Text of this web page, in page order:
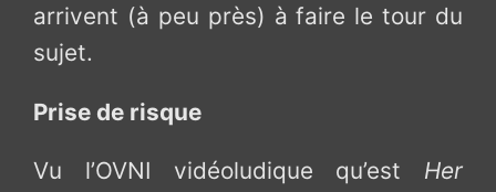
arrivent (à peu près) à faire le tour du
sujet.
Prise de risque
Vu l’OVNI vidéoludique qu’est Her